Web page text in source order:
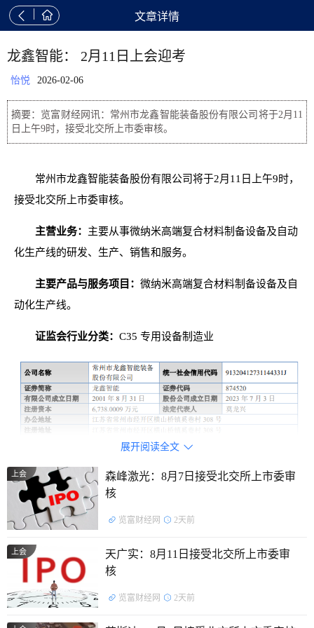
  文章详情
龙鑫智能： 2月11日上会迎考
怡悦 2026-02-06
摘要：览富财经网讯：常州市龙鑫智能装备股份有限公司将于2月11
日上午9时，接受北交所上市委审核。
常州市龙鑫智能装备股份有限公司将于2月11日上午9时，
接受北交所上市委审核。
主营业务： 主要从事微纳米高端复合材料制备设备及自动
化生产线的研发、生产、销售和服务。
主要产品与服务项目： 微纳米高端复合材料制备设备及自
动化生产线。
证监会行业分类： C35 专用设备制造业
控股股东及实际控制人：
股股东为莫铭伟，实际控制人为莫铭伟先生、莫龙兴先生、金
桂华女士；发行人第一大股东莫铭伟直接持有发行人
44.1880%的股份，为发行人控股股东。莫铭伟先生直接持有
展开阅读全文 
上会
森峰激光：8月7日接受北交所上市委审
核
览富财经网 2天前
上会
天广实：8月11日接受北交所上市委审
核
览富财经网 2天前